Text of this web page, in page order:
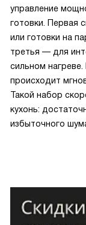
управление
готовки. Первая
или готовки на
третья — для
сильном
происходит
Такой набор
кухонь:
избыточного